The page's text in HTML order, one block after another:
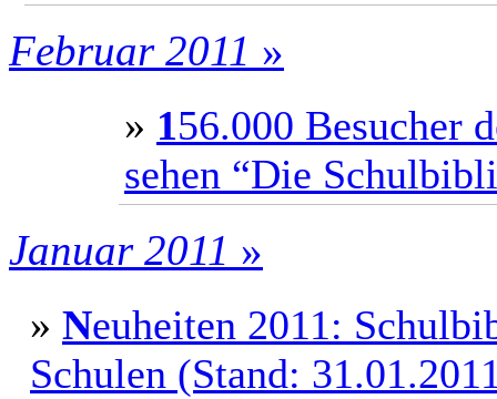
Februar 2011 »
» 156.000 Besucher
sehen “Die
Januar 2011 »
» Neuheiten 2011:
Schulen (Stand: